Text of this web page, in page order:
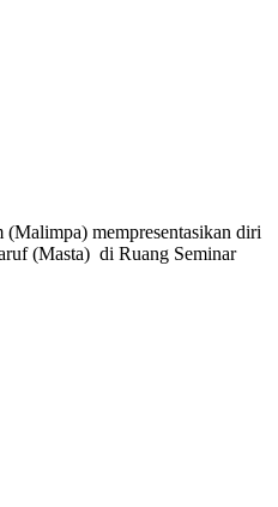
mempresentasikan diri
(Masta) di Ruang Seminar